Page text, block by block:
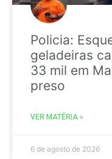
Policia:
geladeiras
33 mil em
preso
VER MATÉRIA »
6 de agosto de 2026